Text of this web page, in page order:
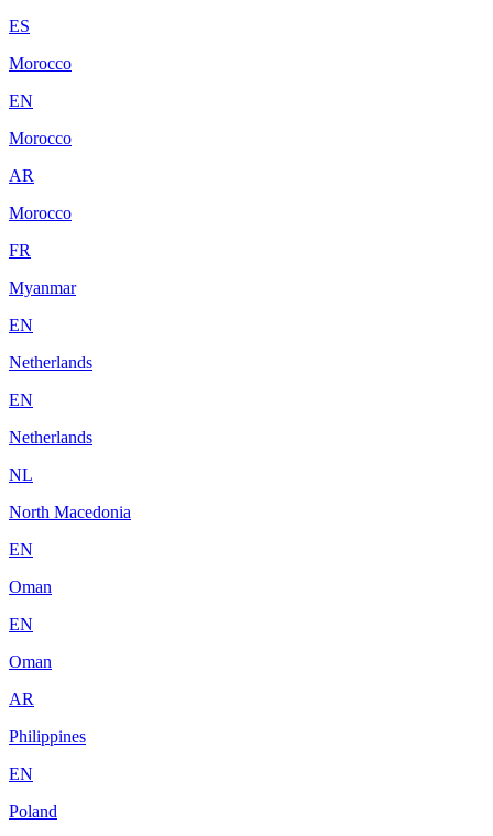
ES
Morocco
EN
Morocco
AR
Morocco
FR
Myanmar
EN
Netherlands
EN
Netherlands
NL
North Macedonia
EN
Oman
EN
Oman
AR
Philippines
EN
Poland